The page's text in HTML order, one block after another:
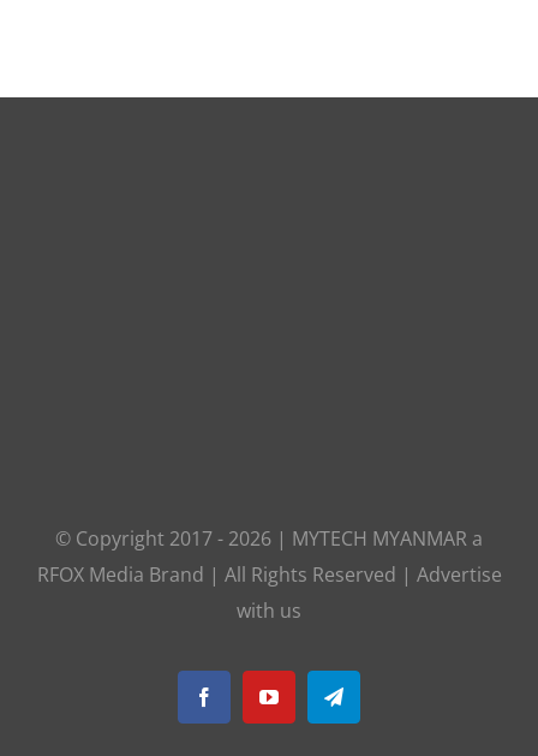
© Copyright 2017 - 2026 | MYTECH MYANMAR a
RFOX Media Brand | All Rights Reserved | Advertise
with us
FacebookYouTubeTelegram